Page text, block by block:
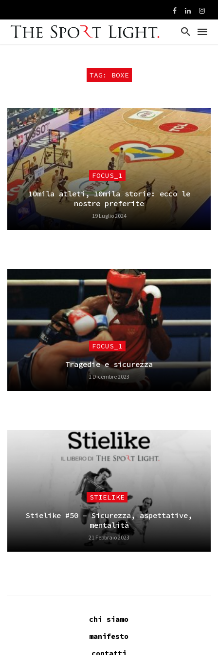
TAG: BOXE
FOCUS_1
10mila atleti, 10mila storie: ecco le
nostre preferite
19 Luglio 2024
FOCUS_1
Tragedie e sicurezza
1 Dicembre 2023
STIELIKE
Stielike #50 – Sicurezza, aspettative,
mentalità
21 Febbraio 2023
chi siamo
manifesto